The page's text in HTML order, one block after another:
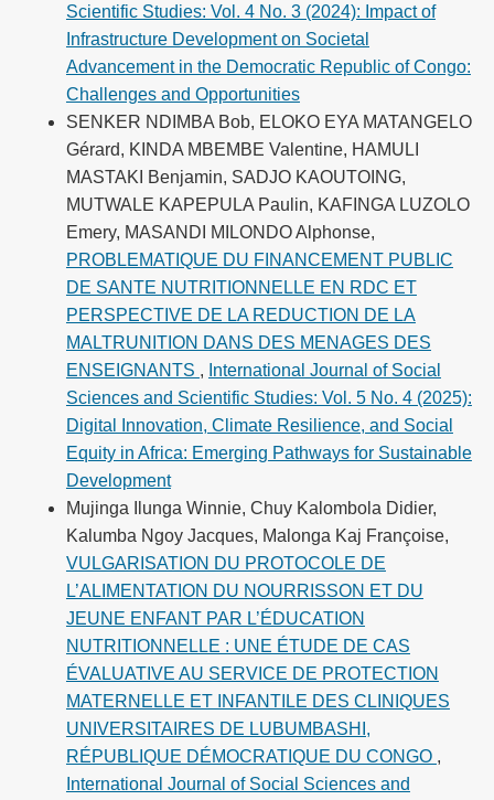
Scientific Studies: Vol. 4 No. 3 (2024): Impact of
Infrastructure Development on Societal
Advancement in the Democratic Republic of Congo:
Challenges and Opportunities
SENKER NDIMBA Bob, ELOKO EYA MATANGELO
Gérard, KINDA MBEMBE Valentine, HAMULI
MASTAKI Benjamin, SADJO KAOUTOING,
MUTWALE KAPEPULA Paulin, KAFINGA LUZOLO
Emery, MASANDI MILONDO Alphonse,
PROBLEMATIQUE DU FINANCEMENT PUBLIC
DE SANTE NUTRITIONNELLE EN RDC ET
PERSPECTIVE DE LA REDUCTION DE LA
MALTRUNITION DANS DES MENAGES DES
ENSEIGNANTS , International Journal of Social
Sciences and Scientific Studies: Vol. 5 No. 4 (2025):
Digital Innovation, Climate Resilience, and Social
Equity in Africa: Emerging Pathways for Sustainable
Development
Mujinga Ilunga Winnie, Chuy Kalombola Didier,
Kalumba Ngoy Jacques, Malonga Kaj Françoise,
VULGARISATION DU PROTOCOLE DE
L’ALIMENTATION DU NOURRISSON ET DU
JEUNE ENFANT PAR L’ÉDUCATION
NUTRITIONNELLE : UNE ÉTUDE DE CAS
ÉVALUATIVE AU SERVICE DE PROTECTION
MATERNELLE ET INFANTILE DES CLINIQUES
UNIVERSITAIRES DE LUBUMBASHI,
RÉPUBLIQUE DÉMOCRATIQUE DU CONGO ,
International Journal of Social Sciences and